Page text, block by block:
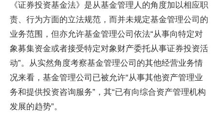
《证券投资基金法》是从基金管理人的角度加以相应职
责、行为方面的立法规范，而并未规定基金管理公司的
业务范围，但亦允许基金管理公司依法“从事向特定对
象募集资金或者接受特定对象财产委托从事证券投资活
动”。从实然角度考察基金管理公司的其他经营业务情
况来看，基金管理公司已被允许“从事其他资产管理业
务和提供投资咨询服务”，其“已有向综合资产管理机构
发展的趋势”。